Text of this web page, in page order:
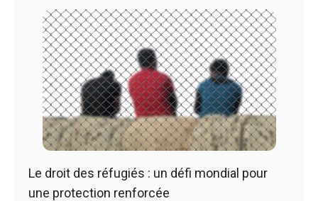
Le droit des réfugiés : un défi mondial pour
une protection renforcée